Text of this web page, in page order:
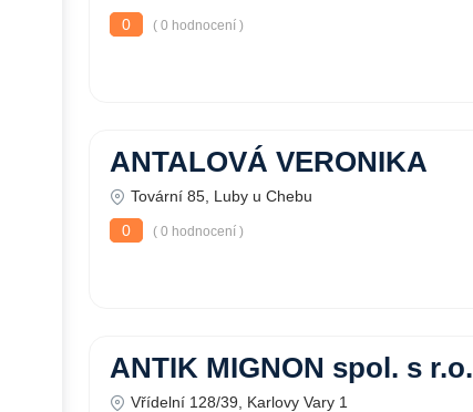
0
( 0 hodnocení )
ANTALOVÁ VERONIKA
Tovární 85, Luby u Chebu
0
( 0 hodnocení )
ANTIK MIGNON spol. s r.o.
Vřídelní 128/39, Karlovy Vary 1